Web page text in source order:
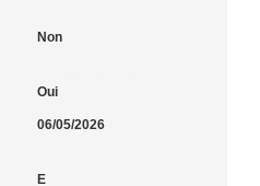
Non
Oui
06/05/2026
E